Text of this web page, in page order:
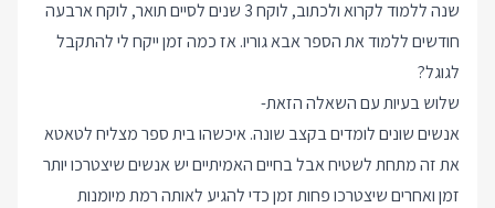
שנה ללמוד לקרוא ולכתוב, לוקח 3 שנים לסיים תואר, לוקח ארבעה
חודשים ללמוד את הספר אבא גוריו. אז כמה זמן ייקח לי להתקבל
לגוגל?
שלוש בעיות עם השאלה הזאת-
אנשים שונים לומדים בקצב שונה. איכשהו בית ספר מצליח לטאטא
את זה מתחת לשטיח אבל בחיים האמיתיים יש אנשים שיצטרכו יותר
זמן ואחרים שיצטרכו פחות זמן כדי להגיע לאותה רמת מיומנות